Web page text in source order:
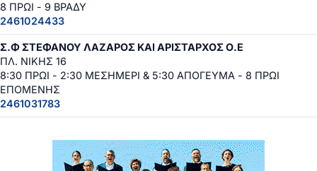
8 ΠΡΩΙ - 9 ΒΡΑΔΥ
2461024433
Σ.Φ ΣΤΕΦΑΝΟΥ ΛΑΖΑΡΟΣ ΚΑΙ ΑΡΙΣΤΑΡΧΟΣ Ο.Ε
ΠΛ. ΝΙΚΗΣ 16
8:30 ΠΡΩΙ - 2:30 ΜΕΣΗΜΕΡΙ & 5:30 ΑΠΟΓΕΥΜΑ - 8 ΠΡΩΙ
ΕΠΟΜΕΝΗΣ
2461031783